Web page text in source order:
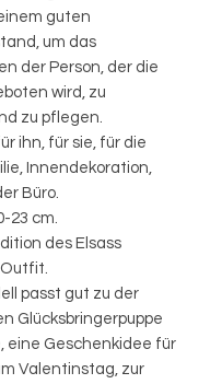
guten
um das
der Person, der die
wird, zu
zu pflegen.
ihn, für sie, für die
Innendekoration,
Büro.
23 cm.
des Elsass
passt gut zu der
Glücksbringerpuppe
eine Geschenkidee für
Valentinstag, zur